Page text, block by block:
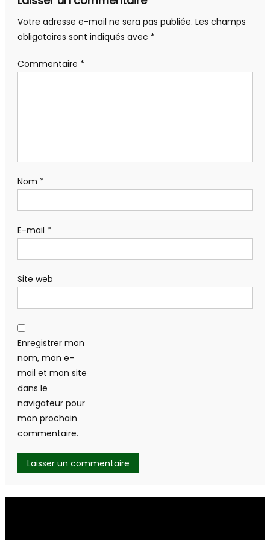
Votre adresse e-mail ne sera pas publiée. Les champs
obligatoires sont indiqués avec *
Commentaire *
Nom *
E-mail *
Site web
Enregistrer mon
nom, mon e-
mail et mon site
dans le
navigateur pour
mon prochain
commentaire.